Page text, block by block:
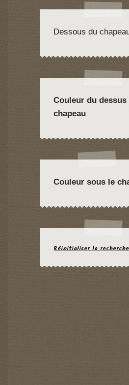
Dessous du
Couleur du dessus
chapeau
Couleur sous le
Réinitialiser la recherche